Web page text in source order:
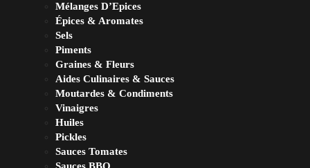
Mélanges D’Epices
Épices & Aromates
Sels
Piments
Graines & Fleurs
Aides Culinaires & Sauces
Moutardes & Condiments
Vinaigres
Huiles
Pickles
Sauces Tomates